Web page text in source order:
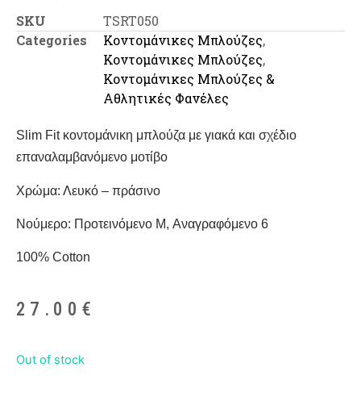
SKU
TSRT050
Categories
Κοντομάνικες Μπλούζες,
Κοντομάνικες Μπλούζες,
Κοντομάνικες Μπλούζες &
Αθλητικές Φανέλες
Slim Fit κοντομάνικη μπλούζα με γιακά και σχέδιο
επαναλαμβανόμενο μοτίβο
Χρώμα: Λευκό – πράσινο
Νούμερο: Προτεινόμενο M, Αναγραφόμενο 6
100% Cotton
27.00 €
Out of stock